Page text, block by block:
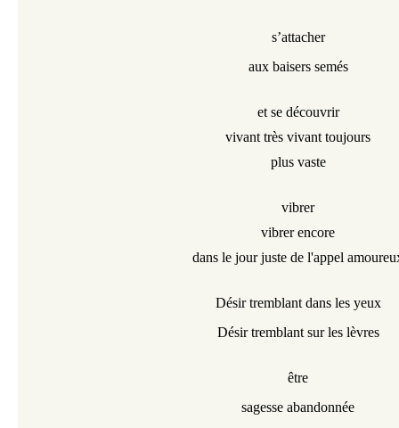
s’attacher
aux baisers semés
et se découvrir
vivant très vivant toujours
plus vaste
vibrer
vibrer encore
dans le jour juste de l'appel
Désir tremblant dans les yeux
Désir tremblant sur les lèvres
être
sagesse abandonnée